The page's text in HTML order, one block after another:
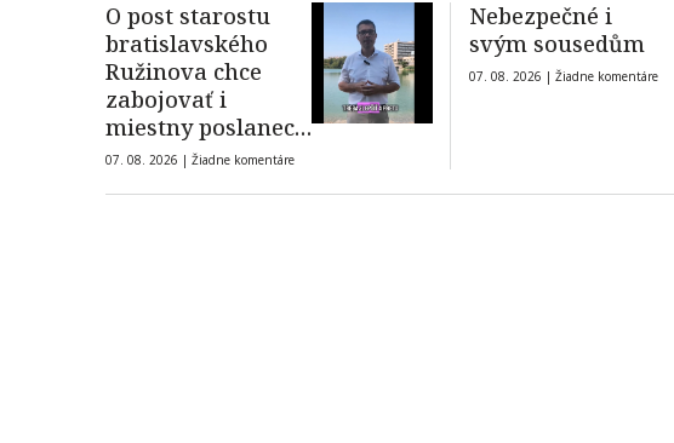
O post starostu
bratislavského
Ružinova chce
zabojovať i
miestny poslanec
Peter Strapák
07. 08. 2026 | Žiadne komentáre
Nebezpečné i
svým sousedům
07. 08. 2026 | Žiadne komentáre